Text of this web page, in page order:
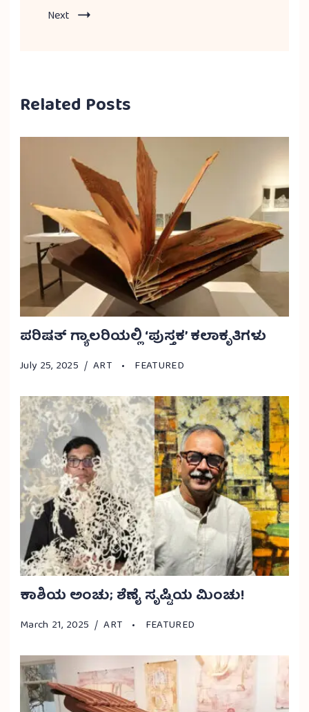
Next
Related Posts
ಪರಿಷತ್ ಗ್ಯಾಲರಿಯಲ್ಲಿ ‘ಪುಸ್ತಕ’ ಕಲಾಕೃತಿಗಳು
July 25, 2025 ART FEATURED
ಕಾಶಿಯ ಅಂಚು; ಶೆಣೈ ಸೃಷ್ಟಿಯ ಮಿಂಚು!
March 21, 2025 ART FEATURED